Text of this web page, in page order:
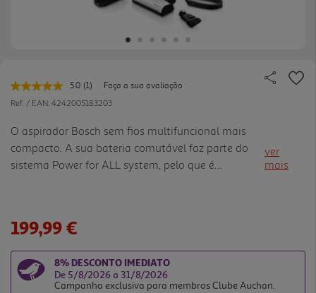
5.0 Leu
uma
Link
para
a
mesma
página.
(1)
Faça a sua avaliação
Ref. / EAN: 4242005183203
O aspirador Bosch sem fios multifuncional mais
compacto. A sua bateria comutável faz parte do
sistema Power for ALL system, pelo que é
aspirador, quando necessário. Design compacto e
leve: o design compacto e leve de 2,3 kg
proporciona maior flexibilidade e menor esforço de
limpeza. Power for ALL System: as baterias do
ver
mais
199,99 €
8% DESCONTO IMEDIATO
De 5/8/2026 a 31/8/2026
Campanha exclusiva para membros Clube Auchan.